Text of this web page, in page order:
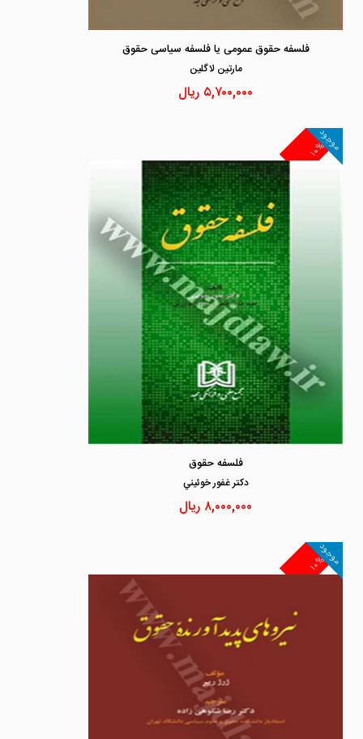
فلسفه حقوق عمومی یا فلسفه سیاسی حقوق
مارتين لاگلين
۵,۷۰۰,۰۰۰ ریال
۱۰%
موجود
فلسفه حقوق
دكتر غفور خوئيني
۸,۰۰۰,۰۰۰ ریال
۱۰%
موجود